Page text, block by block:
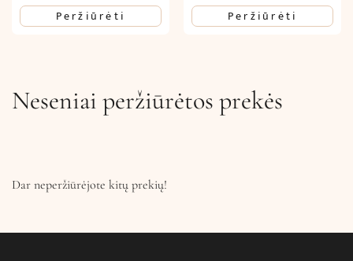
Peržiūrėti Peržiūrėti
Neseniai peržiūrėtos prekės
Dar neperžiūrėjote kitų prekių!